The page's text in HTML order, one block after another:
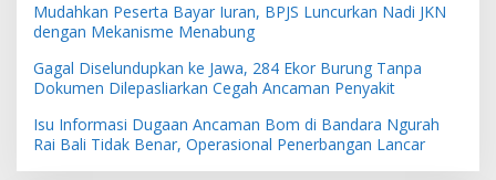
Mudahkan Peserta Bayar Iuran, BPJS Luncurkan Nadi JKN
dengan Mekanisme Menabung
Gagal Diselundupkan ke Jawa, 284 Ekor Burung Tanpa
Dokumen Dilepasliarkan Cegah Ancaman Penyakit
Isu Informasi Dugaan Ancaman Bom di Bandara Ngurah
Rai Bali Tidak Benar, Operasional Penerbangan Lancar